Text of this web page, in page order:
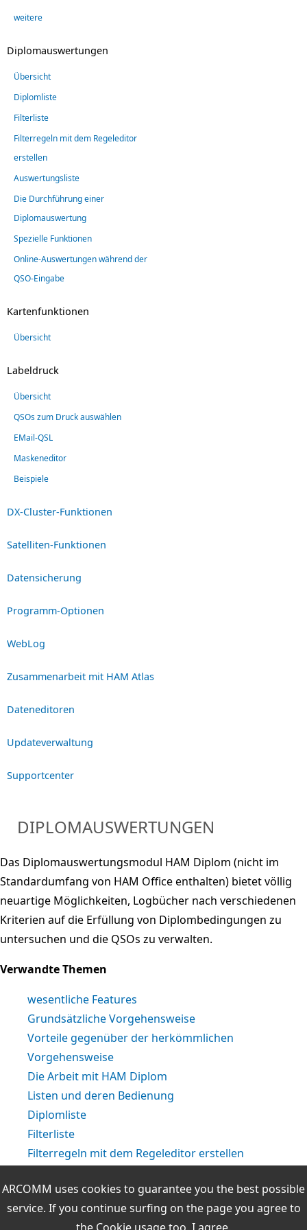
ARCOMM uses cookies to guarantee you the best possible
service. If you continue surfing on the page you agree to
weitere
Diplomauswertungen
Übersicht
Diplomliste
Filterliste
Filterregeln mit dem Regeleditor
erstellen
Auswertungsliste
Die Durchführung einer
Diplomauswertung
Spezielle Funktionen
Online-Auswertungen während der
QSO-Eingabe
Kartenfunktionen
Übersicht
Labeldruck
Übersicht
QSOs zum Druck auswählen
EMail-QSL
Maskeneditor
Beispiele
DX-Cluster-Funktionen
Satelliten-Funktionen
Datensicherung
Programm-Optionen
WebLog
Zusammenarbeit mit HAM Atlas
Dateneditoren
Updateverwaltung
Supportcenter
DIPLOMAUSWERTUNGEN
Das Diplomauswertungsmodul HAM Diplom (nicht im
Standardumfang von HAM Office enthalten) bietet völlig
neuartige Möglichkeiten, Logbücher nach verschiedenen
Kriterien auf die Erfüllung von Diplombedingungen zu
untersuchen und die QSOs zu verwalten.
Verwandte Themen
wesentliche Features
Grundsätzliche Vorgehensweise
Vorteile gegenüber der herkömmlichen
Vorgehensweise
Die Arbeit mit HAM Diplom
Listen und deren Bedienung
Diplomliste
Filterliste
Filterregeln mit dem Regeleditor erstellen
Die Durchführung einer Diplomauswertung
Online-Auswertungen während der QSO-Eingabe